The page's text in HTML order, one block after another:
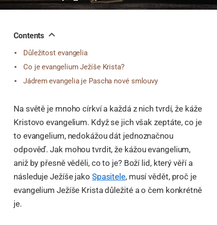
카
Contents
Důležitost evangelia
Co je evangelium Ježíše Krista?
Jádrem evangelia je Pascha nové smlouvy
Na světě je mnoho církví a každá z nich tvrdí, že káže
Kristovo evangelium. Když se jich však zeptáte, co je
to evangelium, nedokážou dát jednoznačnou
odpověď. Jak mohou tvrdit, že kážou evangelium,
aniž by přesně věděli, co to je? Boží lid, který věří a
následuje Ježíše jako Spasitele, musí vědět, proč je
evangelium Ježíše Krista důležité a o čem konkrétně
je.